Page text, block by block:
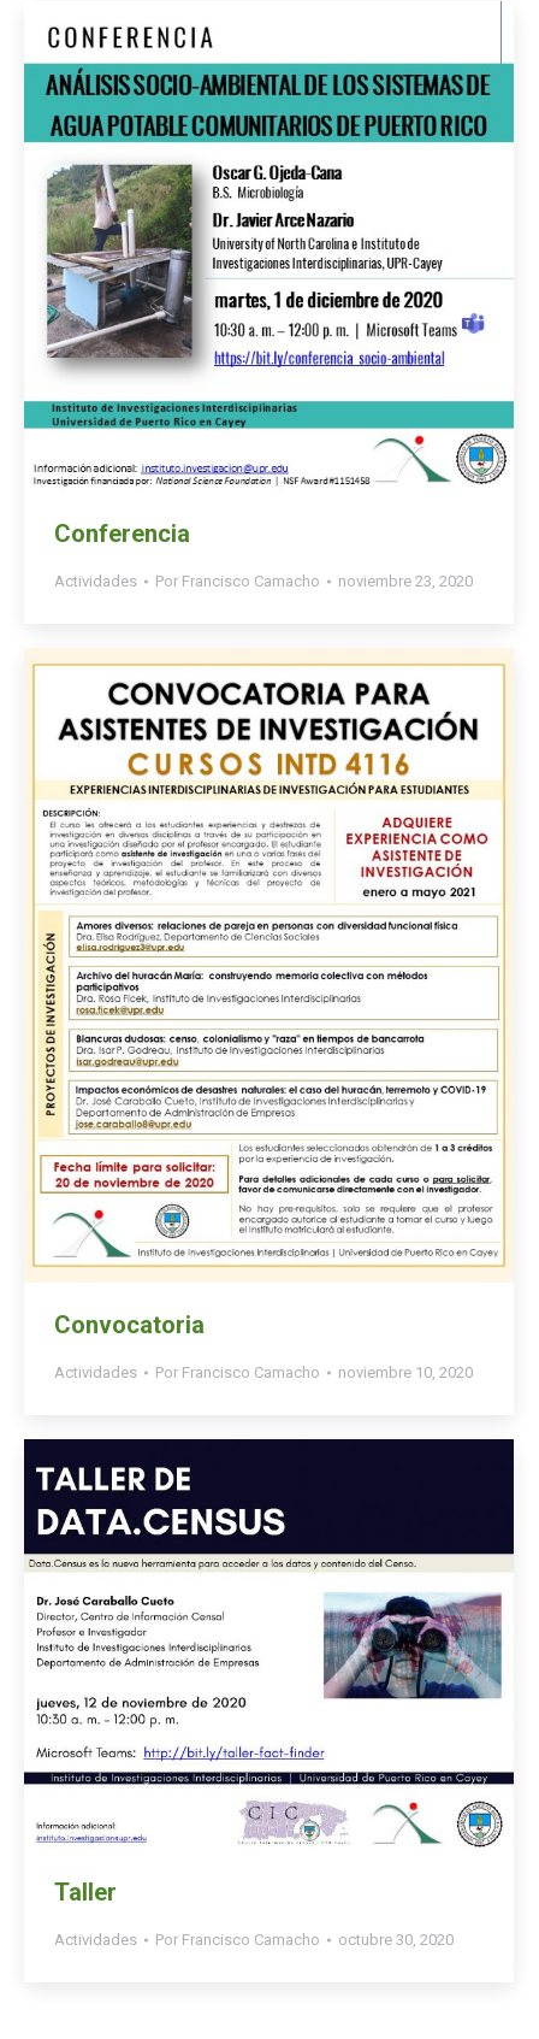
Conferencia
Actividades Por Francisco Camacho noviembre 23, 2020
Convocatoria
Actividades Por Francisco Camacho noviembre 10, 2020
Taller
Actividades Por Francisco Camacho octubre 30, 2020